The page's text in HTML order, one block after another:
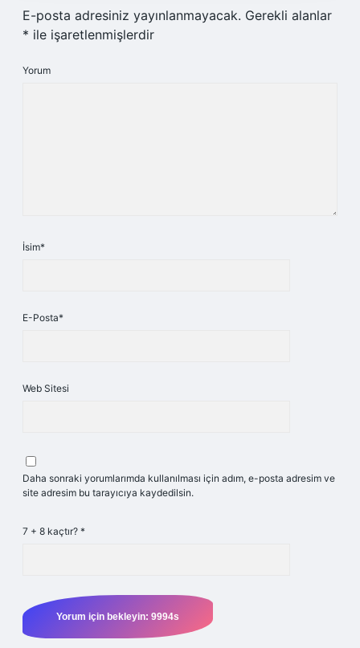
E-posta adresiniz yayınlanmayacak. Gerekli alanlar
* ile işaretlenmişlerdir
Yorum
İsim*
E-Posta*
Web Sitesi
Daha sonraki yorumlarımda kullanılması için adım, e-posta adresim ve
site adresim bu tarayıcıya kaydedilsin.
7 + 8 kaçtır? *